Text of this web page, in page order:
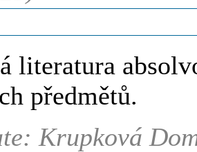
literatura
předmětů.
Krupková